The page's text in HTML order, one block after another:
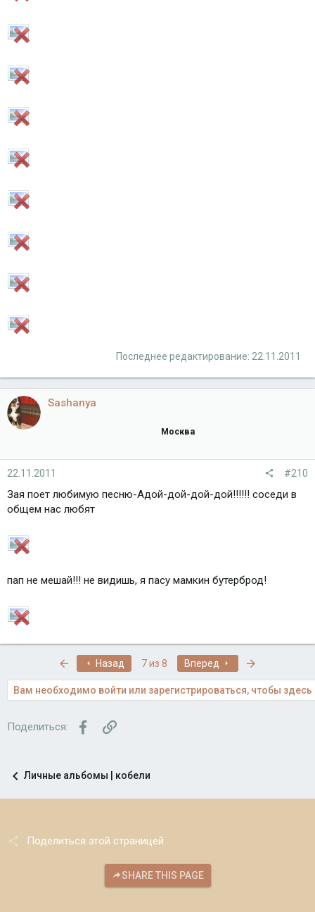
Последнее редактирование: 22.11.2011
Sashanya
Москва
22.11.2011 #210
Зая поет любимую песню-Адой-дой-дой-дой!!!!!! соседи в
общем нас любят
пап не мешай!!! не видишь, я пасу мамкин бутерброд!
ПервыйНазад 7 из 8 Вперед
Вам необходимо войти или зарегистрироваться, чтобы здесь
Поделиться: FacebookСсылка
Личные альбомы | кобели
Поделиться этой страницей
SHARE THIS PAGE